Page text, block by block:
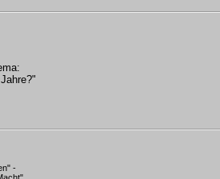
-